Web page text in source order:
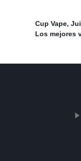
Cup Vape,
Los mejores